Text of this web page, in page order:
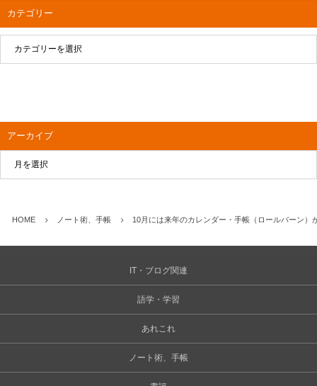
カテゴリー
アーカイブ
HOME ノート術、手帳 10月には来年のカレンダー・手帳（ロールバーン）
IT・ブログ関連
語学・学習
あれこれ
ノート術、手帳